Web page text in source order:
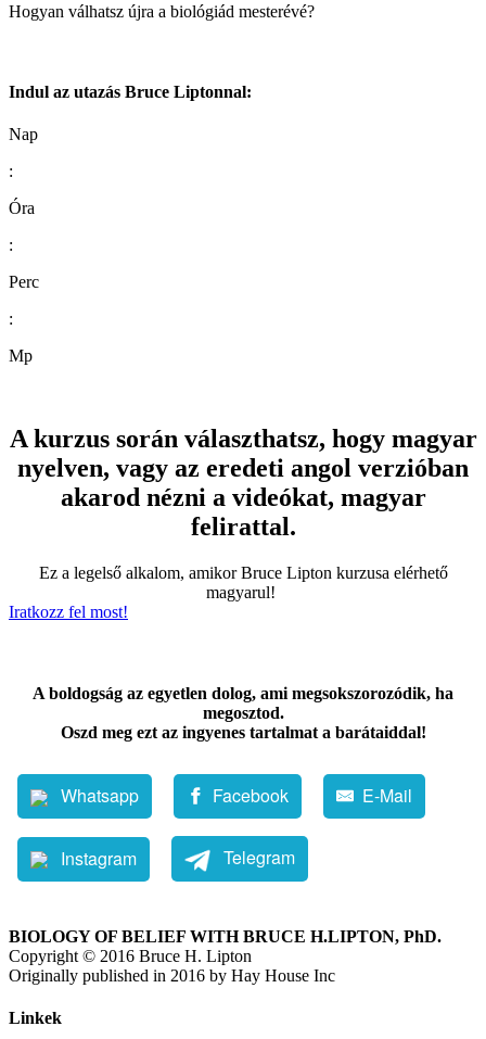
Hogyan válhatsz újra a biológiád mesterévé?
Indul az utazás Bruce Liptonnal:
Nap
:
Óra
:
Perc
:
Mp
A kurzus során választhatsz, hogy magyar
nyelven, vagy az eredeti angol verzióban
akarod nézni a videókat, magyar
felirattal.
Ez a legelső alkalom, amikor Bruce Lipton kurzusa elérhető
magyarul!
Iratkozz fel most!
A boldogság az egyetlen dolog, ami megsokszorozódik, ha
megosztod.
Oszd meg ezt az ingyenes tartalmat a barátaiddal!
Whatsapp Facebook E-Mail
Instagram Telegram
BIOLOGY OF BELIEF WITH BRUCE H.LIPTON, PhD.
Copyright © 2016 Bruce H. Lipton
Originally published in 2016 by Hay House Inc
Linkek